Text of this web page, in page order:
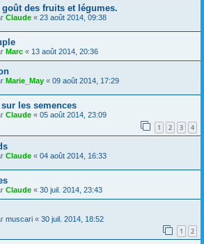
goût des fruits et légumes.
Claude « 23 août 2014, 09:38
Marc « 13 août 2014, 20:36
Marie_May « 09 août 2014, 17:29
les semences
Claude « 05 août 2014, 23:09
1 2 3 4
Claude « 04 août 2014, 16:33
Claude « 30 juil. 2014, 23:43
muscari « 30 juil. 2014, 18:52
1 2